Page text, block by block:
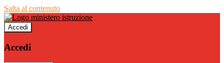
Salta al contenuto
Accedi
Accedi